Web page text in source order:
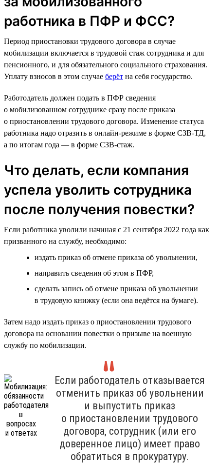
работника в ПФР и ФСС?
Период приостановки трудового договора в случае
мобилизации включается в трудовой стаж сотрудника и для
пенсионного, и для обязательного социального страхования.
Уплату взносов в этом случае берёт на себя государство.
Работодатель должен подать в ПФР сведения
о мобилизованном сотруднике сразу после приказа
о приостановлении трудового договора. Изменение статуса
работника надо отразить в онлайн-режиме в форме СЗВ-ТД,
а по итогам года — в форме СЗВ-стаж.
Что делать, если компания
успела уволить сотрудника
после получения повестки?
Если работника уволили начиная с 21 сентября 2022 года как
призванного на службу, необходимо:
издать приказ об отмене приказа об увольнении,
направить сведения об этом в ПФР,
сделать запись об отмене приказа об увольнении
в трудовую книжку (если она ведётся на бумаге).
Затем надо издать приказ о приостановлении трудового
договора на основании повестки о призыве на военную
службу по мобилизации.
Если работодатель отказывается
отменить приказ об увольнении
и выпустить приказ
о приостановлении трудового
договора, сотрудник (или его
доверенное лицо) имеет право
обратиться в прокуратуру.